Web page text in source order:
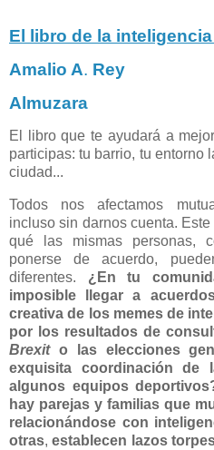
El libro de la
Amalio A. Rey
Almuzara
El libro que te ayudará a
participas: tu barrio, tu entorno
ciudad...
Todos nos afectamos
incluso sin darnos cuenta.
qué las mismas personas,
ponerse de acuerdo,
diferentes. ¿En tu
imposible llegar a
creativa de los memes de
por los resultados de
Brexito las elecciones
exquisita coordinación
algunos equipos
hay parejas y familias que
relacionándose con
otras,establecen lazos